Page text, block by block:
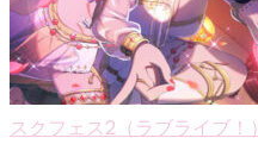
スクフェス2（ラブライブ！）